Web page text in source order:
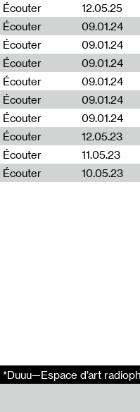
Écouter
12.05.25
Écouter
09.01.24
Écouter
09.01.24
Écouter
09.01.24
Écouter
09.01.24
Écouter
09.01.24
Écouter
09.01.24
Écouter
12.05.23
Écouter
11.05.23
Écouter
10.05.23
*Duuu—Espace d’art